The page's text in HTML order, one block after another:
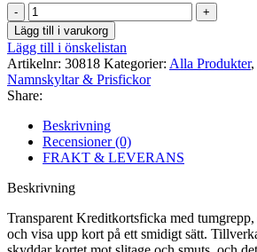
Kreditkortsficka
med
tumgrepp
100-
pack
mängd
Lägg till i varukorg
Lägg till i önskelistan
Artikelnr: 30818 Kategorier: Alla Produkter,
Namnskyltar & Prisfickor
Share:
Beskrivning
Recensioner (0)
FRAKT & LEVERANS
Beskrivning
Transparent Kreditkortsficka med
och visa upp kort på ett smidigt sätt.